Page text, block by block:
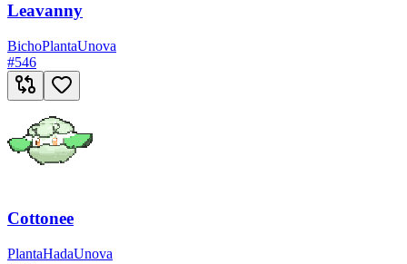
Leavanny
BichoPlantaUnova
#546
Cottonee
PlantaHadaUnova